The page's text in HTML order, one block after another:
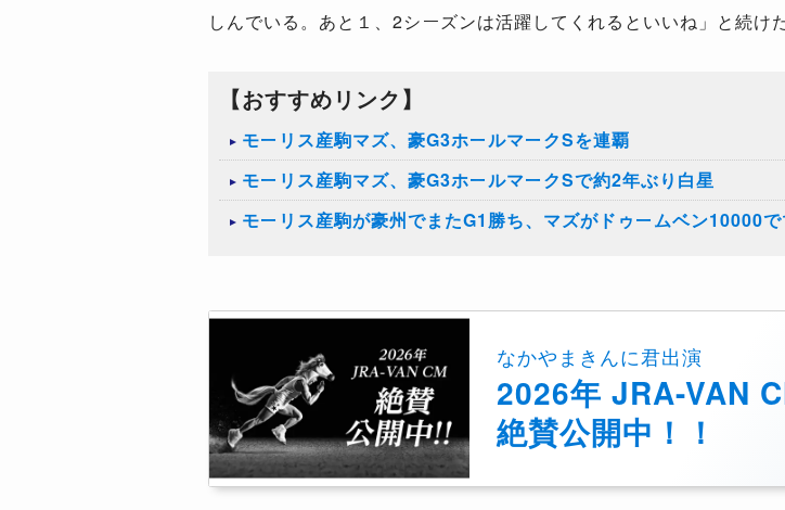
しんでいる。あと１、2シーズンは活躍してくれるといいね」と続けた
【おすすめリンク】
モーリス産駒マズ、豪G3ホールマークSを連覇
モーリス産駒マズ、豪G3ホールマークSで約2年ぶり白星
モーリス産駒が豪州でまたG1勝ち、マズがドゥームベン10000
なかやまきんに君出演
2026年 JRA-VAN
絶賛公開中！！